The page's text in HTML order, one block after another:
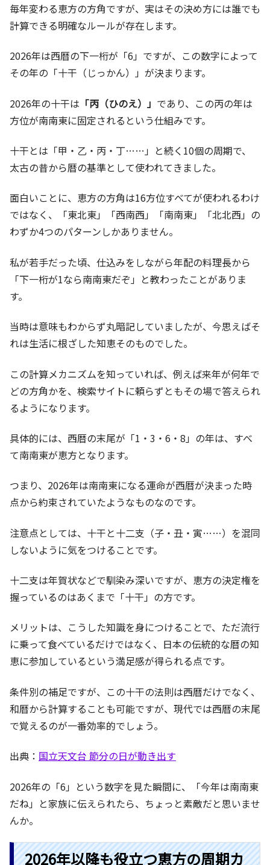
毎年変わる恵方の方角ですが、実はその決め方には誰でも
計算できる明確なルールが存在します。
2026年は西暦の下一桁が「6」ですが、この数字によって
その年の「十干（じっかん）」が決まります。
2026年の十干は 「丙（ひのえ）」 であり、この丙の年は
方位が南南東に固定されるという仕組みです。
十干とは「甲・乙・丙・丁……」と続く10個の周期で、
太古の昔から暦の基準として使われてきました。
面白いことに、恵方の方角は16方位すべてが使われるわけ
ではなく、「東北東」「西南西」「南南東」「北北西」の
わずか4つのパターンしかありません。
私が若手だった頃、仕込みをしながら年配の料理長から
「下一桁が1なら南南東だぞ」と教わったことがありま
す。
当時は意味もわからず丸暗記していましたが、今思えばそ
れは生活に根ざした知恵そのものでした。
この計算メカニズムを知っていれば、例えば来年が何年で
どの方角かを、検索サイトに頼らずともその場で答えられ
るようになります。
具体的には、西暦の末尾が「1・3・6・8」の年は、すべ
て南南東が恵方となります。
つまり、2026年は南南東になる運命が西暦が決まった時
点から約束されていたようなものなのです。
注意点としては、十干と十二支（子・丑・寅……）を混同
しないように気をつけることです。
十二支は年賀状などで馴染み深いですが、恵方の決定権を
握っているのはあくまで「十干」の方です。
メリットは、こうした知識を身につけることで、ただ流行
に乗って食べているだけではなく、日本の伝統的な暦の知
恵に参加しているという満足感が得られる点です。
条件別の補足ですが、この十干の法則は西暦だけでなく、
和暦から計算することも可能ですが、現代では西暦の末尾
で覚えるのが一番効率的でしょう。
出典： 国立天文台 節分の日が動き出す
2026年の「6」という数字を見た瞬間に、「今年は南南東
だね」と家族に伝えられたら、ちょっと素敵だと思いませ
んか。
2026年以降も役立つ恵方の周期カ